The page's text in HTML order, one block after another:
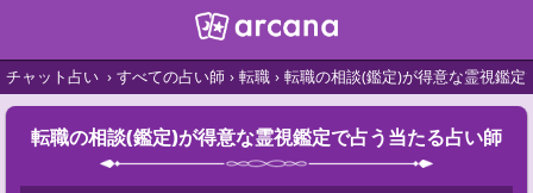
チャット占い すべての占い師 転職 転職の相談(鑑定)が得意な霊視鑑定
転職の相談(鑑定)が得意な霊視鑑定で占う当たる占い師